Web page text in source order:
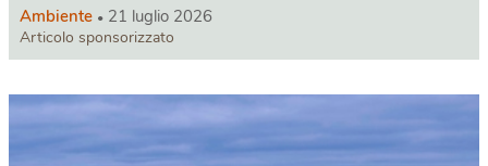
Ambiente 21 luglio 2026
Articolo sponsorizzato